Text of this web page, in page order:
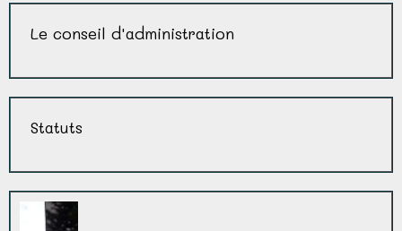
Le conseil d'administration
Statuts